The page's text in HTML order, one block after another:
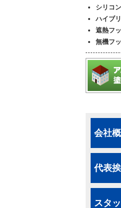
シリコ
ハイブ
遮熱フ
無機フ
会社
代表
スタ